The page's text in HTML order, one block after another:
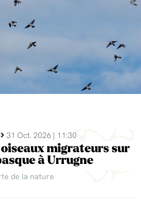
31 Oct. 2026 | 11:30
migrateurs sur
à Urrugne
de la nature